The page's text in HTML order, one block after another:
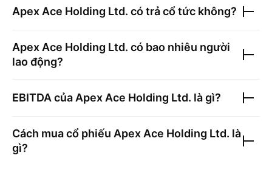
Apex Ace Holding Ltd. có trả cổ tức không?
Apex Ace Holding Ltd. có bao nhiêu người
lao động?
EBITDA của Apex Ace Holding Ltd. là gì?
Cách mua cổ phiếu Apex Ace Holding Ltd. là
gì?